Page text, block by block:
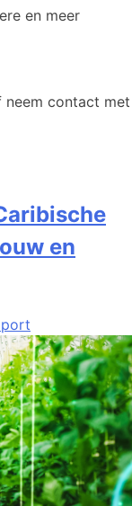
en meer
neem contact met
en